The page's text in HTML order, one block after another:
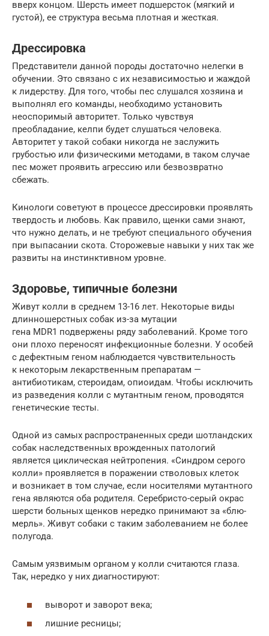
вверх концом. Шерсть имеет подшерсток (мягкий и
густой), ее структура весьма плотная и жесткая.
Дрессировка
Представители данной породы достаточно нелегки в
обучении. Это связано с их независимостью и жаждой
к лидерству. Для того, чтобы пес слушался хозяина и
выполнял его команды, необходимо установить
неоспоримый авторитет. Только чувствуя
преобладание, келпи будет слушаться человека.
Авторитет у такой собаки никогда не заслужить
грубостью или физическими методами, в таком случае
пес может проявить агрессию или безвозвратно
сбежать.
Кинологи советуют в процессе дрессировки проявлять
твердость и любовь. Как правило, щенки сами знают,
что нужно делать, и не требуют специального обучения
при выпасании скота. Сторожевые навыки у них так же
развиты на инстинктивном уровне.
Здоровье, типичные болезни
Живут колли в среднем 13-16 лет. Некоторые виды
длинношерстных собак из-за мутации
гена MDR1 подвержены ряду заболеваний. Кроме того
они плохо переносят инфекционные болезни. У особей
с дефектным геном наблюдается чувствительность
к некоторым лекарственным препаратам —
антибиотикам, стероидам, опиоидам. Чтобы исключить
из разведения колли с мутантным геном, проводятся
генетические тесты.
Одной из самых распространенных среди шотландских
собак наследственных врожденных патологий
является циклическая нейтропения. «Синдром серого
колли» проявляется в поражении стволовых клеток
и возникает в том случае, если носителями мутантного
гена являются оба родителя. Серебристо-серый окрас
шерсти больных щенков нередко принимают за «блю-
мерль». Живут собаки с таким заболеванием не более
полугода.
Самым уязвимым органом у колли считаются глаза.
Так, нередко у них диагностируют:
выворот и заворот века;
лишние ресницы;